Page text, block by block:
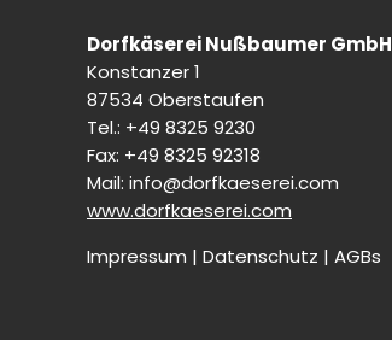
Dorfkäserei Nußbaumer GmbH
Konstanzer 1
87534 Oberstaufen
Tel.: +49 8325 9230
Fax: +49 8325 92318
Mail: info@dorfkaeserei.com
www.dorfkaeserei.com
Impressum | Datenschutz | AGBs